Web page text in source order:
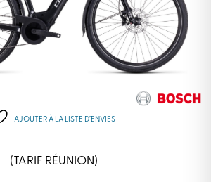
AJOUTER À LA LISTE D’ENVIES
(TARIF RÉUNION)